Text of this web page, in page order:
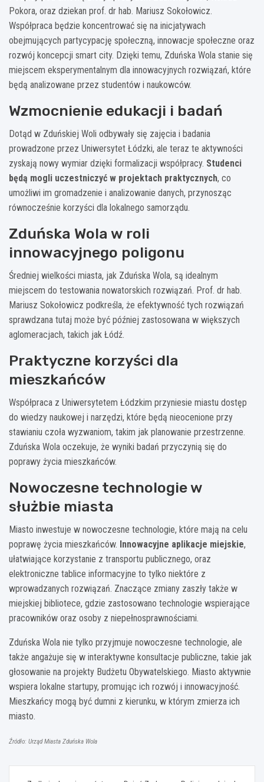
Pokora, oraz dziekan prof. dr hab. Mariusz Sokołowicz.
Współpraca będzie koncentrować się na inicjatywach
obejmujących partycypację społeczną, innowacje społeczne oraz
rozwój koncepcji smart city. Dzięki temu, Zduńska Wola stanie się
miejscem eksperymentalnym dla innowacyjnych rozwiązań, które
będą analizowane przez studentów i naukowców.
Wzmocnienie edukacji i badań
Dotąd w Zduńskiej Woli odbywały się zajęcia i badania
prowadzone przez Uniwersytet Łódzki, ale teraz te aktywności
zyskają nowy wymiar dzięki formalizacji współpracy. Studenci
będą mogli uczestniczyć w projektach praktycznych, co
umożliwi im gromadzenie i analizowanie danych, przynosząc
równocześnie korzyści dla lokalnego samorządu.
Zduńska Wola w roli
innowacyjnego poligonu
Średniej wielkości miasta, jak Zduńska Wola, są idealnym
miejscem do testowania nowatorskich rozwiązań. Prof. dr hab.
Mariusz Sokołowicz podkreśla, że efektywność tych rozwiązań
sprawdzana tutaj może być później zastosowana w większych
aglomeracjach, takich jak Łódź.
Praktyczne korzyści dla
mieszkańców
Współpraca z Uniwersytetem Łódzkim przyniesie miastu dostęp
do wiedzy naukowej i narzędzi, które będą nieocenione przy
stawianiu czoła wyzwaniom, takim jak planowanie przestrzenne.
Zduńska Wola oczekuje, że wyniki badań przyczynią się do
poprawy życia mieszkańców.
Nowoczesne technologie w
służbie miasta
Miasto inwestuje w nowoczesne technologie, które mają na celu
poprawę życia mieszkańców. Innowacyjne aplikacje miejskie,
ułatwiające korzystanie z transportu publicznego, oraz
elektroniczne tablice informacyjne to tylko niektóre z
wprowadzanych rozwiązań. Znaczące zmiany zaszły także w
miejskiej bibliotece, gdzie zastosowano technologie wspierające
pracowników oraz osoby z niepełnosprawnościami.
Zduńska Wola nie tylko przyjmuje nowoczesne technologie, ale
także angażuje się w interaktywne konsultacje publiczne, takie jak
głosowanie na projekty Budżetu Obywatelskiego. Miasto aktywnie
wspiera lokalne startupy, promując ich rozwój i innowacyjność.
Mieszkańcy mogą być dumni z kierunku, w którym zmierza ich
miasto.
Źródło: Urząd Miasta Zduńska Wola